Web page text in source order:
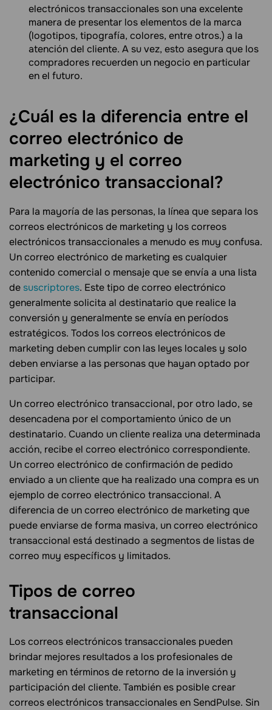
electrónicos transaccionales son una excelente
manera de presentar los elementos de la marca
(logotipos, tipografía, colores, entre otros.) a la
atención del cliente. A su vez, esto asegura que los
compradores recuerden un negocio en particular
en el futuro.
¿Cuál es la diferencia entre el
correo electrónico de
marketing y el correo
electrónico transaccional?
Para la mayoría de las personas, la línea que separa los
correos electrónicos de marketing y los correos
electrónicos transaccionales a menudo es muy confusa.
Un correo electrónico de marketing es cualquier
contenido comercial o mensaje que se envía a una lista
de suscriptores. Este tipo de correo electrónico
generalmente solicita al destinatario que realice la
conversión y generalmente se envía en períodos
estratégicos. Todos los correos electrónicos de
marketing deben cumplir con las leyes locales y solo
deben enviarse a las personas que hayan optado por
participar.
Un correo electrónico transaccional, por otro lado, se
desencadena por el comportamiento único de un
destinatario. Cuando un cliente realiza una determinada
acción, recibe el correo electrónico correspondiente.
Un correo electrónico de confirmación de pedido
enviado a un cliente que ha realizado una compra es un
ejemplo de correo electrónico transaccional. A
diferencia de un correo electrónico de marketing que
puede enviarse de forma masiva, un correo electrónico
transaccional está destinado a segmentos de listas de
correo muy específicos y limitados.
Tipos de correo
transaccional
Los correos electrónicos transaccionales pueden
brindar mejores resultados a los profesionales de
marketing en términos de retorno de la inversión y
participación del cliente. También es posible crear
correos electrónicos transaccionales en SendPulse. Sin